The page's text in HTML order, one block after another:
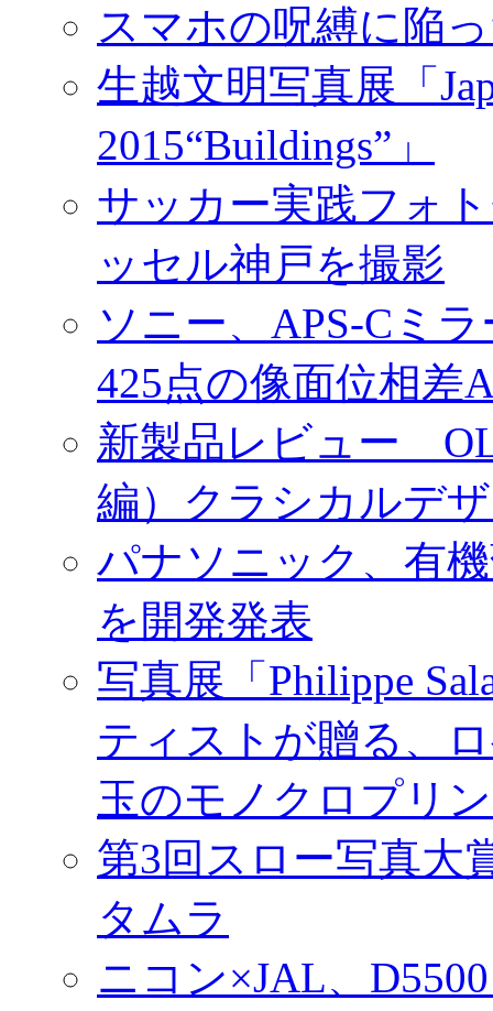
スマホの呪縛に陥
生越文明写真展「
2015“Buildings”」
サッカー実践フォ
ッセル神戸を撮影
ソニー、APS-Cミ
425点の像面位相
新製品レビュー
編）クラシカルデ
パナソニック、有
を開発発表
写真展「Philippe
ティストが贈る、
玉のモノクロプリ
第3回スロー写真
タムラ
ニコン×JAL、